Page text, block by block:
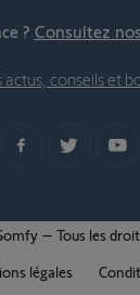
? Consultez
actus, conseils et
– Tous les
légales